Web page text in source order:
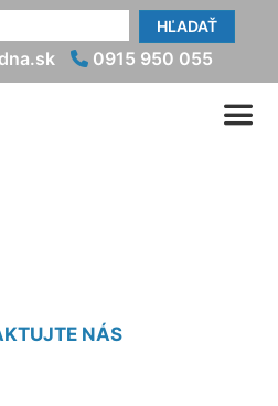
HĽADAŤ
0915 950 055
NÁS